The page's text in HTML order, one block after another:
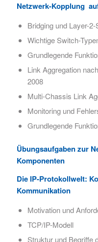
Netzwerk-Kopplung
Bridging und Layer-
Wichtige Switch-
Grundlegende
Link Aggregation
2008​
Multi-Chassis Link
Monitoring und
Grundlegende
Übungsaufgaben zur
Komponenten​
Die IP-Protokollwelt:​
Kommunikation
Motivation und
TCP/IP-Modell​
Struktur und Begriffe